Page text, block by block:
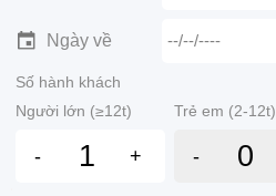
Ngày về --/--/----
Số hành khách
Người lớn (≥12t)
Trẻ em (2-12t)
- + -